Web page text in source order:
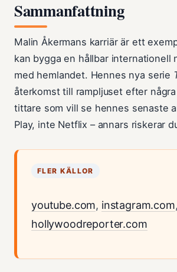
Sammanfattning
Malin Åkermans karriär är ett
kan bygga en hållbar
med hemlandet. Hennes nya serie
återkomst till rampljuset efter
tittare som vill se hennes senaste
Play, inte Netflix – annars riskerar
FLER KÄLLOR
youtube.com, instagram.com,
hollywoodreporter.com